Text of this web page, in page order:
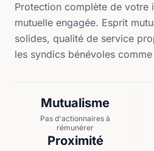
Protection complète de votre
mutuelle engagée. Esprit
solides, qualité de service
les syndics bénévoles
Mutualisme
Pas d'actionnaires à
rémunérer
Proximité